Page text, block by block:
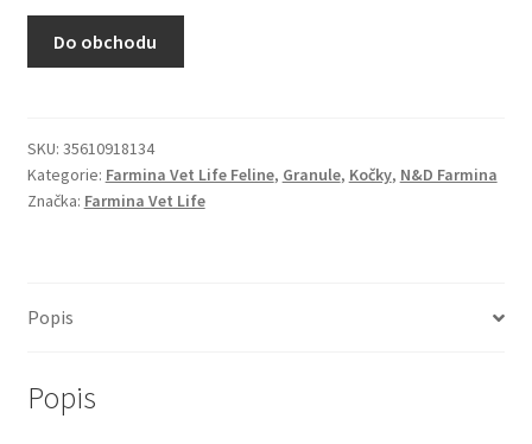
N&D Farmina pro kočky — Italské holistic krmivo
Pamlsky pro kočky
Purizon pro kočky
Veterinární dieta pro kočky
Do obchodu
SKU: 35610918134
Kategorie: Farmina Vet Life Feline, Granule, Kočky, N&D Farmina
Značka: Farmina Vet Life
Popis
Popis